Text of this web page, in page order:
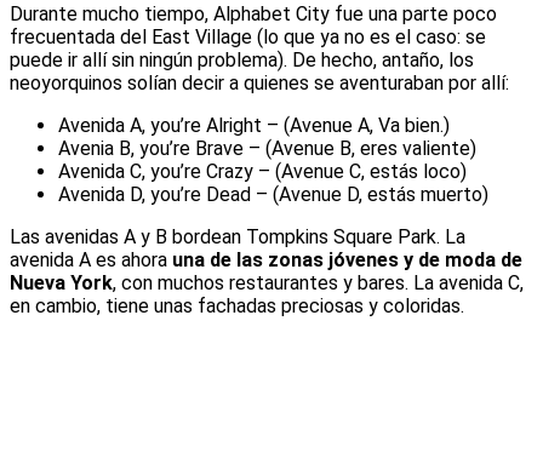
Durante mucho tiempo, Alphabet City fue una parte poco
frecuentada del East Village (lo que ya no es el caso: se
puede ir allí sin ningún problema). De hecho, antaño, los
neoyorquinos solían decir a quienes se aventuraban por allí:
Avenida A, you’re Alright – (Avenue A, Va bien.)
Avenia B, you’re Brave – (Avenue B, eres valiente)
Avenida C, you’re Crazy – (Avenue C, estás loco)
Avenida D, you’re Dead – (Avenue D, estás muerto)
Las avenidas A y B bordean Tompkins Square Park. La
avenida A es ahora una de las zonas jóvenes y de moda de
Nueva York, con muchos restaurantes y bares. La avenida C,
en cambio, tiene unas fachadas preciosas y coloridas.